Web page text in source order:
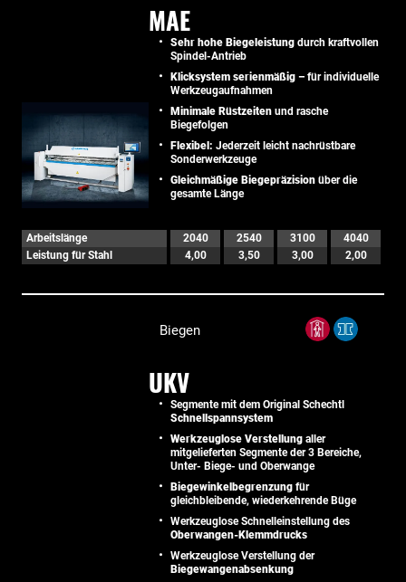
MAE
Sehr hohe Biegeleistung durch kraftvollen
Spindel-Antrieb
Klicksystem serienmäßig – für individuelle
Werkzeugaufnahmen
Minimale Rüstzeiten und rasche
Biegefolgen
Flexibel: Jederzeit leicht nachrüstbare
Sonderwerkzeuge
Gleichmäßige Biegepräzision über die
gesamte Länge
Arbeitslänge 2040 2540 3100
4040
Leistung für Stahl
4,00 3,50 3,00 2,00
Biegen
UKV
Segmente mit dem Original Schechtl
Schnellspannsystem
Werkzeuglose Verstellung aller
mitgelieferten Segmente der 3 Bereiche,
Unter- Biege- und Oberwange
Biegewinkelbegrenzung für
gleichbleibende, wiederkehrende Büge
Werkzeuglose Schnelleinstellung des
Oberwangen-Klemmdrucks
Werkzeuglose Verstellung der
Biegewangenabsenkung